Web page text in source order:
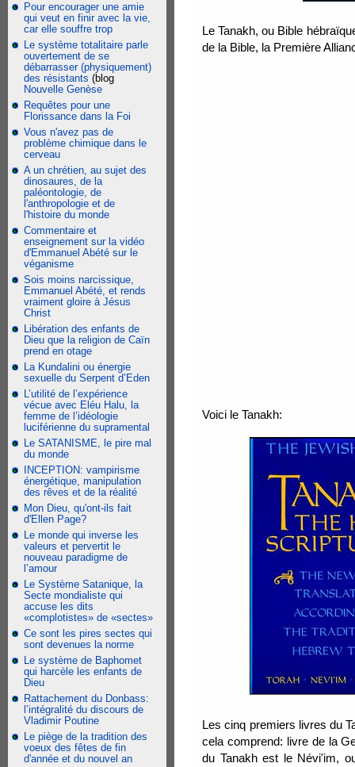
Pour encourager une amie
qui veut en finir avec la vie,
car elle souffre trop
Le système totalitaire parle
ouvertement de se
débarrasser (physiquement)
des résistants (blog
Nouvelle Genèse
Requêtes pour une
Florissance dans la Foi
Vous n'avez pas de
problème chimique dans le
cerveau
A un chrétien, au sujet des
dinosaures, de la
paléontologie, de
l'anthropologie et de
l'histoire du monde
Commentaire et
enseignement sur la vidéo
d'Emmanuel Abété sur le
véganisme
Sois moins narcissique,
Emmanuel Abété, et rends
vraiment gloire à Jésus
Christ
Libération des enfants de
Dieu que la religion de Caïn
prend en otage
La Kundalini ou énergie
sexuelle du Serpent d’Eden
L’utilité de l’expérience
vécue avec Eléu Halu, la
femme de l’idéologie
luciférienne du supramental
Le SATANISME, le pire mal
du monde
INCEPTION: vampirisme
énergétique, manipulation
des rêves et de la réalité
Mon Dieu, qu'ont-ils fait
d'Ellen Page?
Le monde qui inverse les
valeurs et pervertit le
nouveau paradigme de
l’amour
Le Système Satanique, la
Secte mondialiste qui
accuse les dits
«complotistes» de «sectes»
Ce sont les pires sectes qui
sont devenues la norme
Le système de Baphomet
qui harcèle les enfants de
Dieu
Rattachement du Donbass:
l’intégralité du discours de
Vladimir Poutine
Le piège de la tradition des
voeux des fêtes de fin
d'année et du nouvel an
Le Tanakh, ou Bible
de la Bible, la Première
Voici le Tanakh:
Les cinq premiers livres du
cela comprend: livre de la
du Tanakh est le Névi'im,